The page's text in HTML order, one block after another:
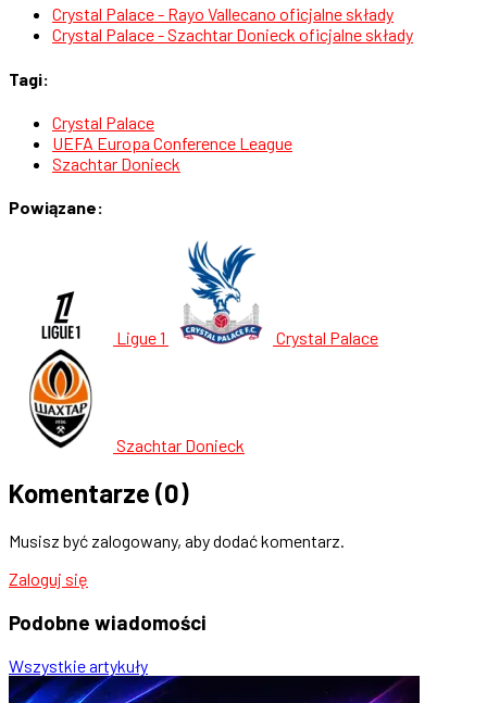
Crystal Palace - Rayo Vallecano oficjalne składy
Crystal Palace - Szachtar Donieck oficjalne składy
Tagi:
Crystal Palace
UEFA Europa Conference League
Szachtar Donieck
Powiązane:
Ligue 1 Crystal Palace
Szachtar Donieck
Komentarze (0)
Musisz być zalogowany, aby dodać komentarz.
Zaloguj się
Podobne wiadomości
Wszystkie artykuły